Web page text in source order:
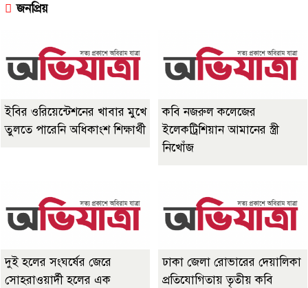
জনপ্রিয়
ইবির ওরিয়েন্টেশনের খাবার মুখে
তুলতে পারেনি অধিকাংশ শিক্ষার্থী
কবি নজরুল কলেজের
ইলেকট্রিশিয়ান আমানের স্ত্রী
নিখোঁজ
দুই হলের সংঘর্ষের জেরে
সোহরাওয়ার্দী হলের এক
ঢাকা জেলা রোভারের দেয়ালিকা
প্রতিযোগিতায় তৃতীয় কবি